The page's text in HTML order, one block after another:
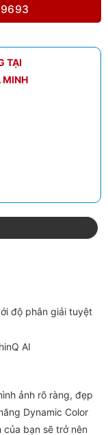
TẠI
MINH
độ phân giải tuyệt
ảnh rõ ràng, đẹp
Dynamic Color
bạn sẽ trở nên